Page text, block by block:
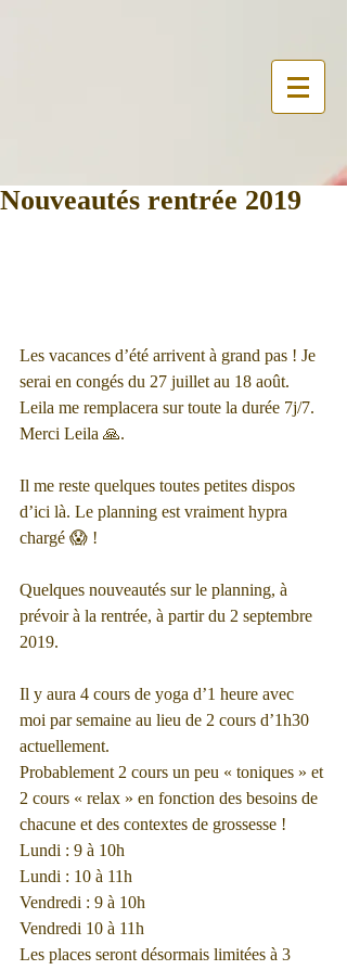
Nouveautés rentrée 2019
Les vacances d’été arrivent à grand pas ! Je
serai en congés du 27 juillet au 18 août.
Leila me remplacera sur toute la durée 7j/7.
Merci Leila 🙏.
Il me reste quelques toutes petites dispos
d’ici là. Le planning est vraiment hypra
chargé 😱 !
Quelques nouveautés sur le planning, à
prévoir à la rentrée, à partir du 2 septembre
2019.
Il y aura 4 cours de yoga d’1 heure avec
moi par semaine au lieu de 2 cours d’1h30
actuellement.
Probablement 2 cours un peu « toniques » et
2 cours « relax » en fonction des besoins de
chacune et des contextes de grossesse !
Lundi : 9 à 10h
Lundi : 10 à 11h
Vendredi : 9 à 10h
Vendredi 10 à 11h
Les places seront désormais limitées à 3